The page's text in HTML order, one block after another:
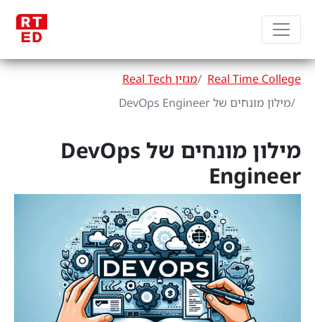
Real Time College
מגזין Real Tech
מילון מונחים של DevOps Engineer
מילון מונחים של DevOps
Engineer